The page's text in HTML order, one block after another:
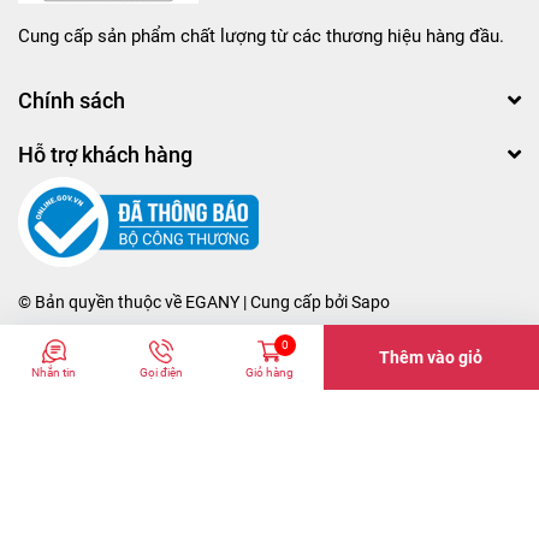
Cung cấp sản phẩm chất lượng từ các thương hiệu hàng đầu.
Chính sách
Hỗ trợ khách hàng
© Bản quyền thuộc về EGANY | Cung cấp bởiSapo
Nhắn tin Gọi điện
0
Giỏ hàng
Thêm vào giỏ